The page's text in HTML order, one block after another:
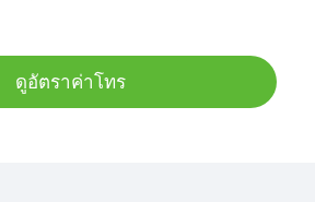
ดูอัตราค่าโทร